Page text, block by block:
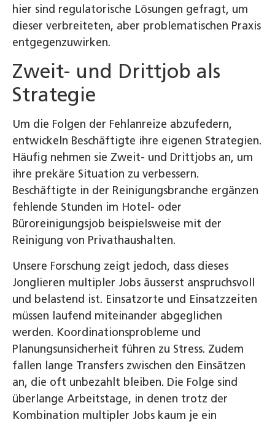
hier sind regulatorische Lösungen gefragt, um
dieser verbreiteten, aber problematischen Praxis
entgegenzuwirken.
Zweit- und Drittjob als
Strategie
Um die Folgen der Fehlanreize abzufedern,
entwickeln Beschäftigte ihre eigenen Strategien.
Häufig nehmen sie Zweit- und Drittjobs an, um
ihre prekäre Situation zu verbessern.
Beschäftigte in der Reinigungsbranche ergänzen
fehlende Stunden im Hotel- oder
Büroreinigungsjob beispielsweise mit der
Reinigung von Privathaushalten.
Unsere Forschung zeigt jedoch, dass dieses
Jonglieren multipler Jobs äusserst anspruchsvoll
und belastend ist. Einsatzorte und Einsatzzeiten
müssen laufend miteinander abgeglichen
werden. Koordinationsprobleme und
Planungsunsicherheit führen zu Stress. Zudem
fallen lange Transfers zwischen den Einsätzen
an, die oft unbezahlt bleiben. Die Folge sind
überlange Arbeitstage, in denen trotz der
Kombination multipler Jobs kaum je ein